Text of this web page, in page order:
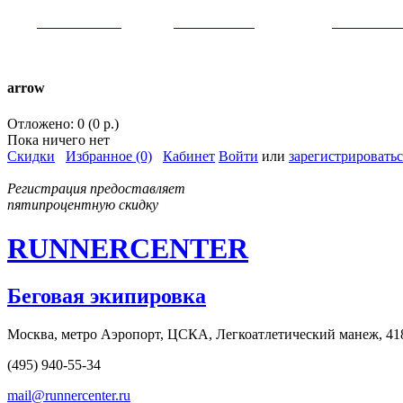
arrow
Отложено: 0 (0 р.)
Пока ничего нет
Скидки
Избранное (0) Кабинет Войти или
Регистрация предоставляет
пятипроцентную скидку
RUNNERCENTER
Беговая экипировка
Москва, метро Аэропорт, ЦСКА, Легкоатлетический манеж,
(495) 940-55-34
mail@runnercenter.ru